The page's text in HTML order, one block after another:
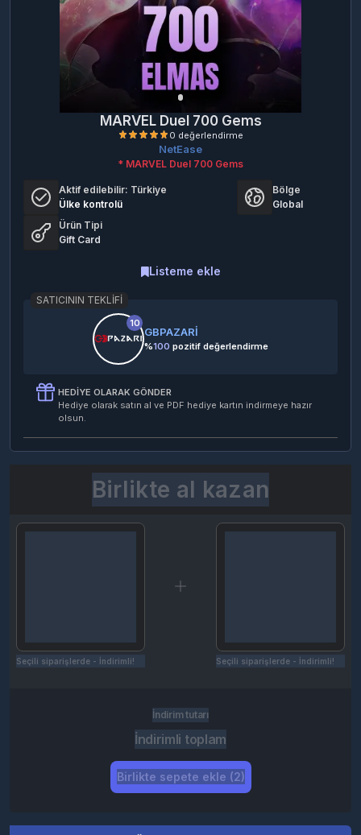
MARVEL Duel 700 Gems
NetEase
* MARVEL Duel 700 Gems
Aktif edilebilir: Türkiye
Ülke kontrolü
Bölge
Global
Ürün Tipi
Gift Card
Listeme ekle
SATICININ TEKLIFI
10
GBPAZARİ
%100 pozitif değerlendirme
HEDIYE OLARAK GÖNDER
Hediye olarak satın al ve PDF hediye kartın indirmeye hazır
olsun.
Birlikte al kazan
Seçili siparişlerde - İndirimli! Seçili siparişlerde - İndirimli!
İndirim tutarı
İndirimli toplam
Birlikte sepete ekle (2)